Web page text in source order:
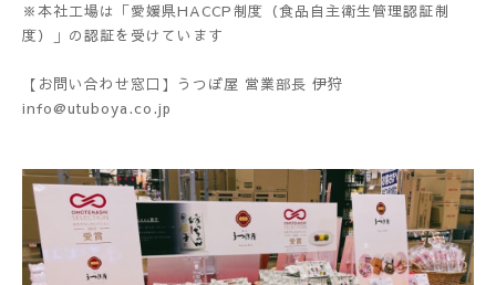
※本社工場は「愛媛県HACCP制度（食品自主衛生管理認証制
度）」の認証を受けています
【お問い合わせ窓口】うつぼ屋 営業部長 伊狩
info@utuboya.co.jp